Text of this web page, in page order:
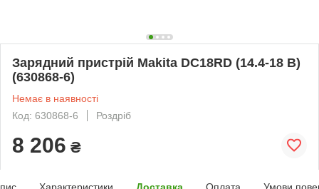
Зарядний пристрій Makita DC18RD (14.4-18 В)
(630868-6)
Немає в наявності
Код: 630868-6
Роздріб
8 206 ₴
Характеристики Доставка Оплата Умови